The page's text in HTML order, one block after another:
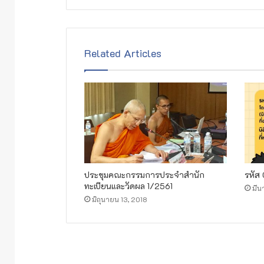
Related Articles
ประชุมคณะกรรมการประจำสำนัก
ทะเบียนและวัดผล 1/2561
มิถุนายน 13, 2018
รหัส
มีน